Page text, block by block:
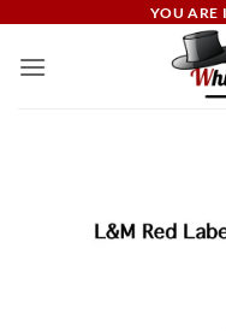
YOU ARE